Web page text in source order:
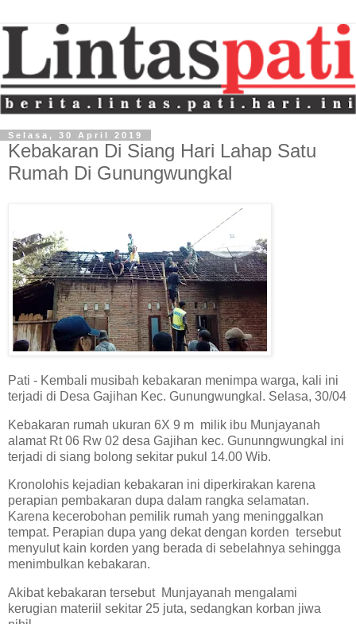
Selasa, 30 April 2019
Kebakaran Di Siang Hari Lahap Satu
Rumah Di Gunungwungkal
Pati - Kembali musibah kebakaran menimpa warga, kali ini
terjadi di Desa Gajihan Kec. Gunungwungkal. Selasa, 30/04
Kebakaran rumah ukuran 6X 9 m milik ibu Munjayanah
alamat Rt 06 Rw 02 desa Gajihan kec. Gununngwungkal ini
terjadi di siang bolong sekitar pukul 14.00 Wib.
Kronolohis kejadian kebakaran ini diperkirakan karena
perapian pembakaran dupa dalam rangka selamatan.
Karena kecerobohan pemilik rumah yang meninggalkan
tempat. Perapian dupa yang dekat dengan korden tersebut
menyulut kain korden yang berada di sebelahnya sehingga
menimbulkan kebakaran.
Akibat kebakaran tersebut Munjayanah mengalami
kerugian materiil sekitar 25 juta, sedangkan korban jiwa